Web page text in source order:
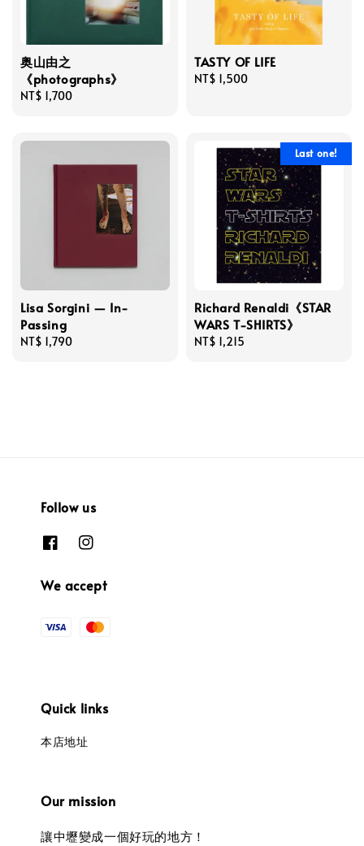
奥山由之
《photographs》
Regular
NT$ 1,700
TASTY OF LIFE
Regular
NT$ 1,500
Lisa Sorgini — In-
Passing
Regular
NT$ 1,790
Last one!
Richard Renaldi《STAR
WARS T-SHIRTS》
Regular
NT$ 1,215
Follow us
We accept
Quick links
本店地址
Our mission
讓中壢變成一個好玩的地方！